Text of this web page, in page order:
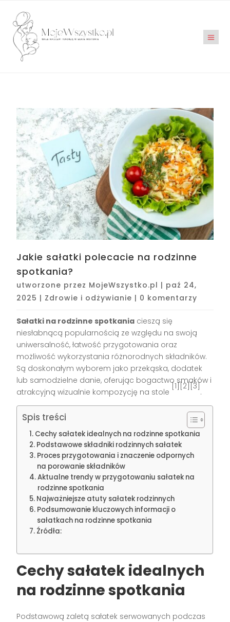
Jakie sałatki polecacie na rodzinne
spotkania?
utworzone przez MojeWszystko.pl | paź 24,
2025 | Zdrowie i odżywianie | 0 komentarzy
Sałatki na rodzinne spotkania cieszą się
niesłabnącą popularnością ze względu na swoją
uniwersalność, łatwość przygotowania oraz
możliwość wykorzystania różnorodnych składników.
Są doskonałym wyborem jako przekąska, dodatek
lub samodzielne danie, oferując bogactwo smaków i
atrakcyjną wizualnie kompozycję na stole
[1][2][3]
.
Spis treści
Cechy sałatek idealnych na rodzinne spotkania
Podstawowe składniki rodzinnych sałatek
Proces przygotowania i znaczenie odpornych
na porowanie składników
Aktualne trendy w przygotowaniu sałatek na
rodzinne spotkania
Najważniejsze atuty sałatek rodzinnych
Podsumowanie kluczowych informacji o
sałatkach na rodzinne spotkania
Źródła:
Cechysałatek idealnych
na rodzinne spotkania
Podstawową zaletą sałatek serwowanych podczas